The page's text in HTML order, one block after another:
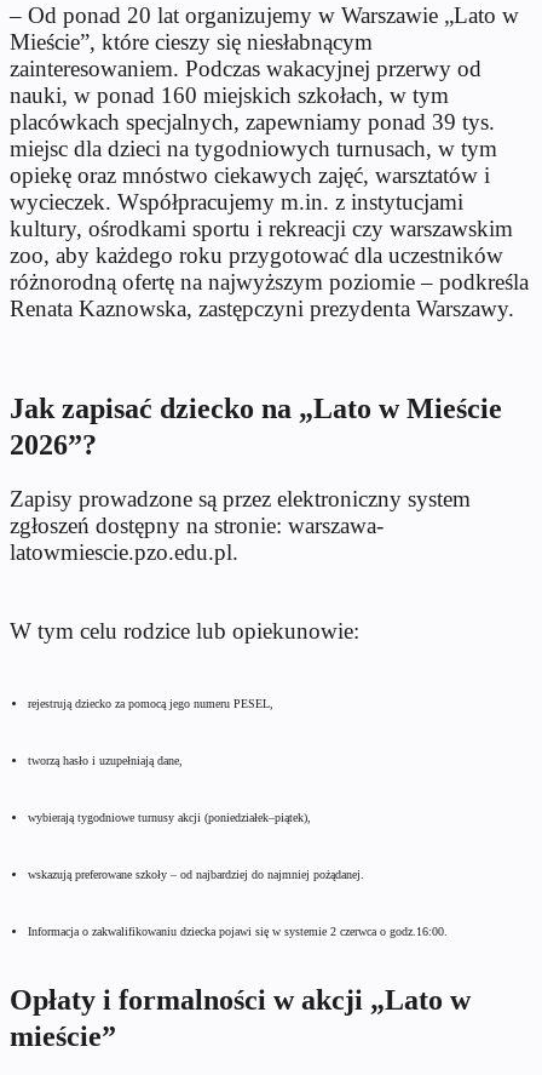
– Od ponad 20 lat organizujemy w Warszawie „Lato w
Mieście”, które cieszy się niesłabnącym
zainteresowaniem. Podczas wakacyjnej przerwy od
nauki, w ponad 160 miejskich szkołach, w tym
placówkach specjalnych, zapewniamy ponad 39 tys.
miejsc dla dzieci na tygodniowych turnusach, w tym
opiekę oraz mnóstwo ciekawych zajęć, warsztatów i
wycieczek. Współpracujemy m.in. z instytucjami
kultury, ośrodkami sportu i rekreacji czy warszawskim
zoo, aby każdego roku przygotować dla uczestników
różnorodną ofertę na najwyższym poziomie – podkreśla
Renata Kaznowska, zastępczyni prezydenta Warszawy.
Jak zapisać dziecko na „Lato w Mieście
2026”?
Zapisy prowadzone są przez elektroniczny system
zgłoszeń dostępny na stronie: warszawa-
latowmiescie.pzo.edu.pl.
W tym celu rodzice lub opiekunowie:
rejestrują dziecko za pomocą jego numeru PESEL,
tworzą hasło i uzupełniają dane,
wybierają tygodniowe turnusy akcji (poniedziałek–piątek),
wskazują preferowane szkoły – od najbardziej do najmniej pożądanej.
Informacja o zakwalifikowaniu dziecka pojawi się w systemie 2 czerwca o godz.16:00.
Opłaty i formalności w akcji „Lato w
mieście”